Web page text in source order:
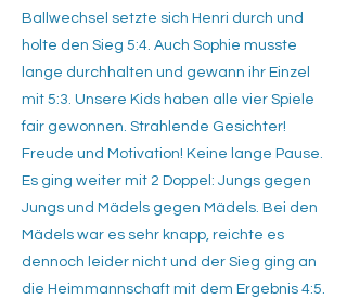
Ballwechsel setzte sich Henri durch und
holte den Sieg 5:4. Auch Sophie musste
lange durchhalten und gewann ihr Einzel
mit 5:3. Unsere Kids haben alle vier Spiele
fair gewonnen. Strahlende Gesichter!
Freude und Motivation! Keine lange Pause.
Es ging weiter mit 2 Doppel: Jungs gegen
Jungs und Mädels gegen Mädels. Bei den
Mädels war es sehr knapp, reichte es
dennoch leider nicht und der Sieg ging an
die Heimmannschaft mit dem Ergebnis 4:5.